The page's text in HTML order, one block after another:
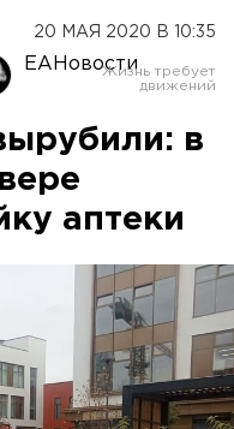
20 МАЯ 2020 В 10:35
ЕАНовости
в
аптеки